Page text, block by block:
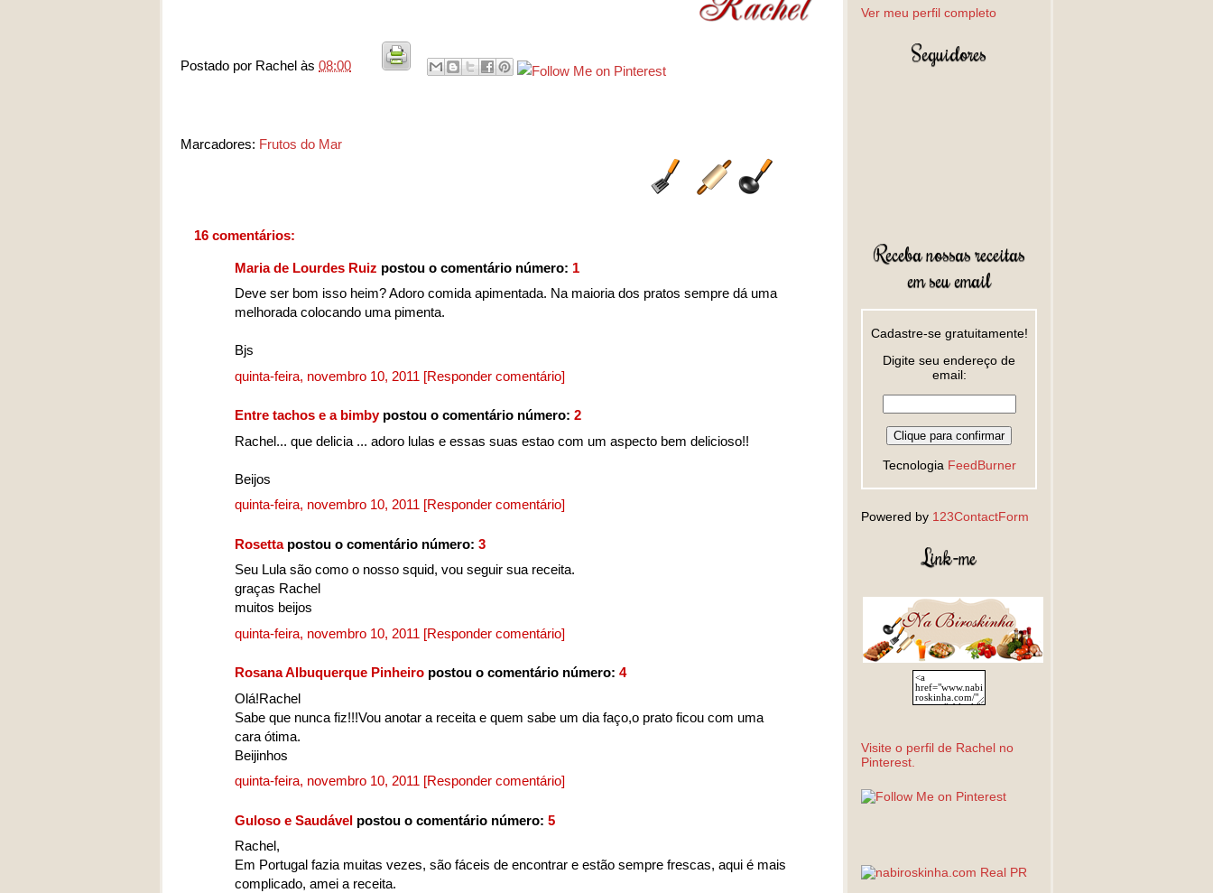
Postado por Rachel às 08:00
Marcadores: Frutos do Mar
16 comentários:
Maria de Lourdes Ruiz postou o comentário número: 1
Deve ser bom isso heim? Adoro comida apimentada. Na maioria dos pratos sempre dá uma
melhorada colocando uma pimenta.
Bjs
quinta-feira, novembro 10, 2011 [Responder comentário]
Entre tachos e a bimbypostou o comentário número: 2
Rachel... que delicia ... adoro lulas e essas suas estao com um aspecto bem delicioso!!
Beijos
quinta-feira, novembro 10, 2011 [Responder comentário]
Rosettapostou o comentário número: 3
Seu Lula são como o nosso squid, vou seguir sua receita.
graças Rachel
muitos beijos
quinta-feira, novembro 10, 2011 [Responder comentário]
Rosana Albuquerque Pinheiro postou o comentário número: 4
Olá!Rachel
Sabe que nunca fiz!!!Vou anotar a receita e quem sabe um dia faço,o prato ficou com uma
cara ótima.
Beijinhos
quinta-feira, novembro 10, 2011 [Responder comentário]
Guloso e Saudável postou o comentário número: 5
Rachel,
Em Portugal fazia muitas vezes, são fáceis de encontrar e estão sempre frescas, aqui é mais
complicado, amei a receita.
Ver meu perfil completo
Seguidores
Receba nossas receitas
em seu email
Cadastre-se gratuitamente!
Digite seu endereço de
email:
Tecnologia FeedBurner
Powered by 123ContactForm
Link-me
Visite o perfil de Rachel no
Pinterest.